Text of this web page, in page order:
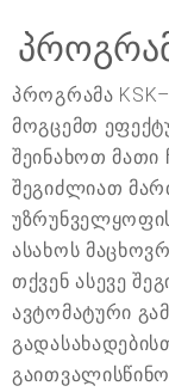
პროგრამა
მოგცემთ
შეინახოთ მათი
შეგიძლიათ
ასახოს
თქვენ ასევე
ავტომატური